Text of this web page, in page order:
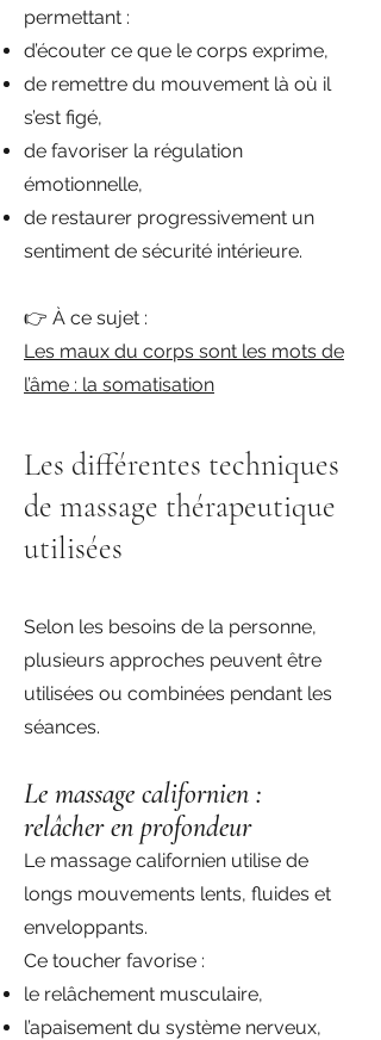
permettant :
d’écouter ce que le corps exprime,
de remettre du mouvement là où il
s’est figé,
de favoriser la régulation
émotionnelle,
de restaurer progressivement un
sentiment de sécurité intérieure.
👉 À ce sujet :
Les maux du corps sont les mots de
l’âme : la somatisation
Les différentes techniques
de massage thérapeutique
utilisées
Selon les besoins de la personne,
plusieurs approches peuvent être
utilisées ou combinées pendant les
séances.
Le massage californien :
relâcher en profondeur
Le massage californien utilise de
longs mouvements lents, fluides et
enveloppants.
Ce toucher favorise :
le relâchement musculaire,
l’apaisement du système nerveux,